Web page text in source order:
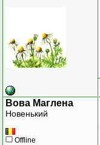
Вова Маглена
Новенький
Offline